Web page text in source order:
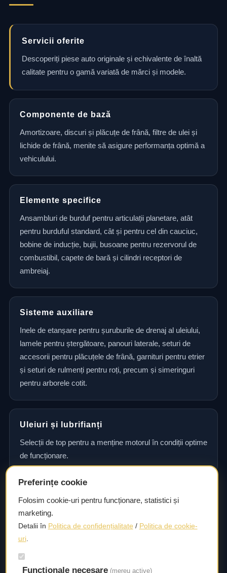
Servicii oferite
Descoperiți piese auto originale și echivalente de înaltă
calitate pentru o gamă variată de mărci și modele.
Componente de bază
Amortizoare, discuri și plăcuțe de frână, filtre de ulei și
lichide de frână, menite să asigure performanța optimă a
vehiculului.
Elemente specifice
Ansambluri de burduf pentru articulații planetare, atât
pentru burduful standard, cât și pentru cel din cauciuc,
bobine de inducție, bujii, busoane pentru rezervorul de
combustibil, capete de bară și cilindri receptori de
ambreiaj.
Sisteme auxiliare
Inele de etanșare pentru șuruburile de drenaj al uleiului,
lamele pentru ștergătoare, panouri laterale, seturi de
accesorii pentru plăcuțele de frână, garnituri pentru etrier
și seturi de rulmenți pentru roți, precum și simeringuri
pentru arborele cotit.
Uleiuri și lubrifianți
Selecții de top pentru a menține motorul în condiții optime
de funcționare.
Consultanță și asistență tehnică
Consultanță și asistență tehnică pentru alegerea pieselor
potrivite și efectuarea reparațiilor sau întreținerii corecte.
Livrare rapidă
Preferințe cookie
Folosim cookie-uri pentru funcționare, statistici și
marketing.
Detalii în Politica de confidențialitate / Politica de cookie-
uri.
Funcționale necesare (mereu active)